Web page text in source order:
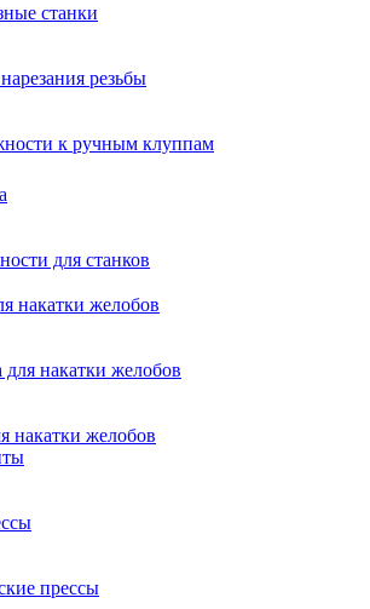
станки
резьбы
к ручным клуппам
для станков
накатки желобов
для накатки желобов
накатки желобов
прессы